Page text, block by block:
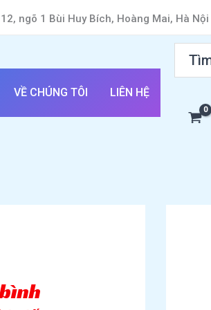
ngõ 1 Bùi Huy Bích, Hoàng Mai, Hà Nội
VỀ CHÚNG TÔI LIÊN HỆ
Search
for: